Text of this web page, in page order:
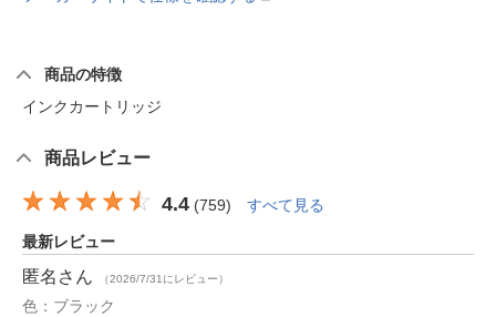
商品の特徴
インクカートリッジ
商品レビュー
4.4 (759) すべて見る
最新レビュー
匿名 さん （2026/7/31にレビュー）
色：ブラック